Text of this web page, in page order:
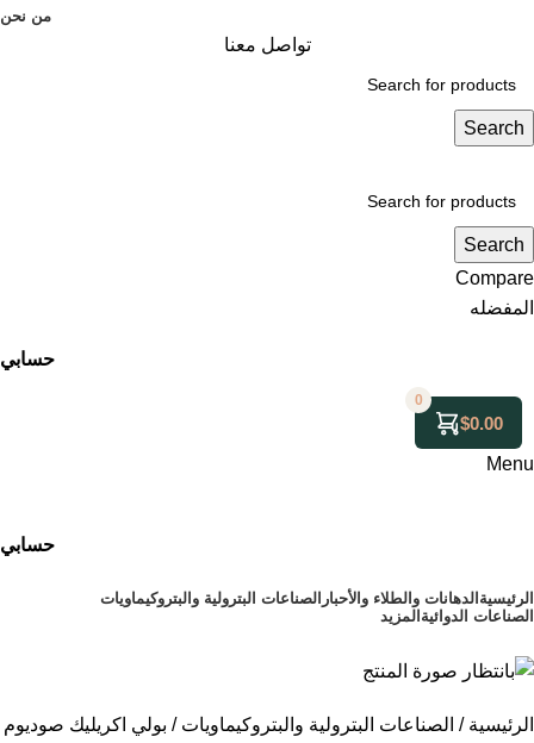
من نحن
تواصل معنا
Search
Search
Compare
المفضله
حسابي
0
$0.00
Menu
حسابي
الرئيسية ⁠الدهانات والطلاء والأحبار الصناعات البترولية والبتروكيماويات
الصناعات الدوائية المزيد
الرئيسية الصناعات البترولية والبتروكيماويات بولي اكريليك صوديوم